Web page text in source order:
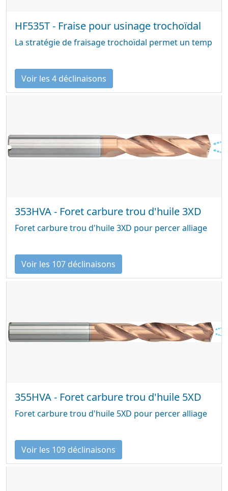
HF535T - Fraise pour usinage trochoïdal
La stratégie de fraisage trochoïdal permet un temp
Voir les 4 déclinaisons
353HVA - Foret carbure trou d'huile 3XD
Foret carbure trou d'huile 3XD pour percer alliage
Voir les 107 déclinaisons
355HVA - Foret carbure trou d'huile 5XD
Foret carbure trou d'huile 5XD pour percer alliage
Voir les 109 déclinaisons